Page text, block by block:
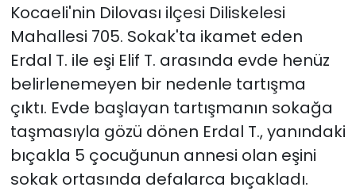
Kocaeli'nin Dilovası ilçesi Diliskelesi
Mahallesi 705. Sokak'ta ikamet eden
Erdal T. ile eşi Elif T. arasında evde henüz
belirlenemeyen bir nedenle tartışma
çıktı. Evde başlayan tartışmanın sokağa
taşmasıyla gözü dönen Erdal T., yanındaki
bıçakla 5 çocuğunun annesi olan eşini
sokak ortasında defalarca bıçakladı.